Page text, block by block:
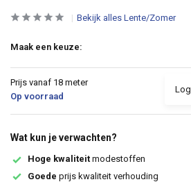
Bekijk alles Lente/Zomer
Maak een keuze:
Prijs vanaf 18 meter
Op voorraad
Log
Wat kun je verwachten?
Hoge kwaliteit modestoffen
Goede prijs kwaliteit verhouding